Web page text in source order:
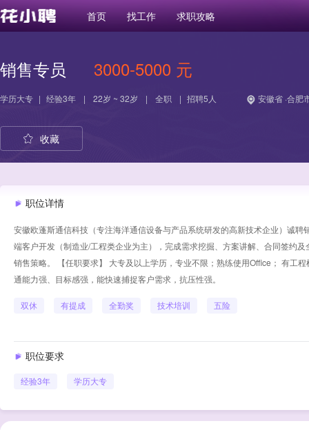
首页 找工作 求职攻略
销售专员 3000-5000 元
学历大专 | 经验3年 | 22岁 ~ 32岁 | 全职 | 招聘5人 安徽省 ·合肥
收藏
职位详情
安徽欧蓬斯通信科技（专注海洋通信设备与产品系统研发的高新技术企业）诚
端客户开发（制造业/工程类企业为主），完成需求挖掘、方案讲解、合同签约
销售策略。 【任职要求】 大专及以上学历，专业不限；熟练使用Office； 有工
通能力强、目标感强，能快速捕捉客户需求，抗压性强。
双休 有提成 全勤奖 技术培训 五险
职位要求
经验3年 学历大专